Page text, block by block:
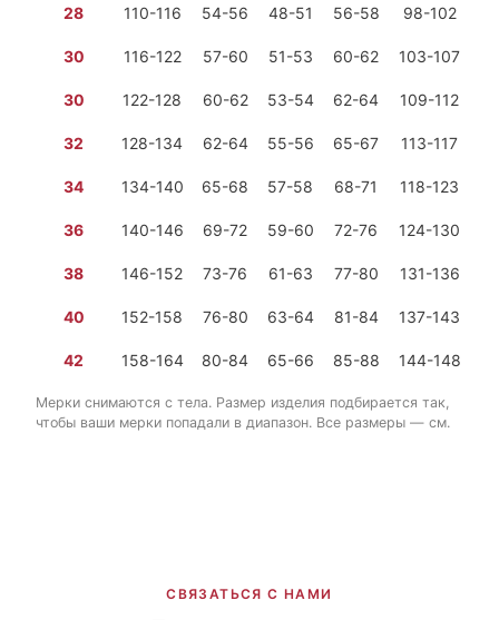
28 110-116 54-56 48-51 56-58 98-102
30 116-122 57-60 51-53 60-62 103-107
30 122-128 60-62 53-54 62-64 109-112
32 128-134 62-64 55-56 65-67 113-117
34 134-140 65-68 57-58 68-71 118-123
36 140-146 69-72 59-60 72-76 124-130
38 146-152 73-76 61-63 77-80 131-136
40 152-158 76-80 63-64 81-84 137-143
42 158-164 80-84 65-66 85-88 144-148
Мерки снимаются с тела. Размер изделия подбирается так,
чтобы ваши мерки попадали в диапазон. Все размеры — см.
СВЯЗАТЬСЯ С НАМИ